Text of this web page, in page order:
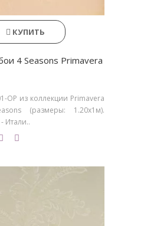
КУПИТЬ
4 Seasons Primavera
OP из коллекции Primavera
(размеры: 1.20х1м).
Итали..